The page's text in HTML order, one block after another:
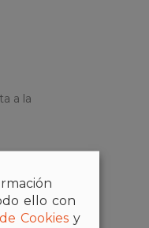
a la
ello con
Cookies y